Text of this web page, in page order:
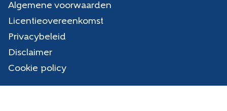
Algemene voorwaarden
Licentieovereenkomst
Privacybeleid
Disclaimer
Cookie policy